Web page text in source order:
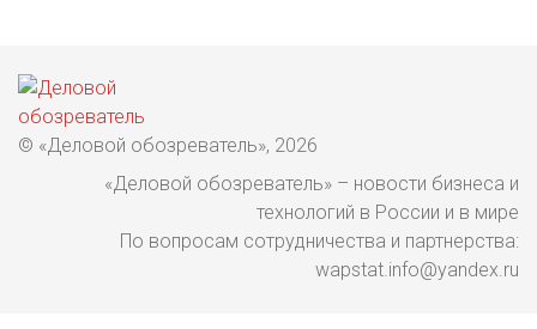
© «Деловой обозреватель», 2026
«Деловой обозреватель» – новости бизнеса и
технологий в России и в мире
По вопросам сотрудничества и партнерства:
wapstat.info@yandex.ru